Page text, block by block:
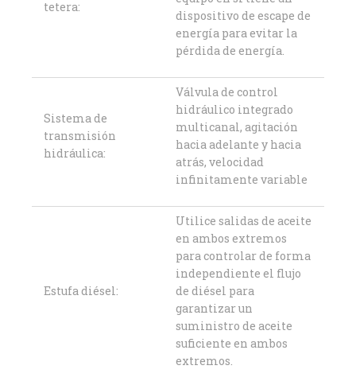
tetera:
dispositivo de escape de
energía para evitar la
pérdida de energía.
Sistema de
transmisión
hidráulica:
Válvula de control
hidráulico integrado
multicanal, agitación
hacia adelante y hacia
atrás, velocidad
infinitamente variable
Estufa diésel:
Utilice salidas de aceite
en ambos extremos
para controlar de forma
independiente el flujo
de diésel para
garantizar un
suministro de aceite
suficiente en ambos
extremos.